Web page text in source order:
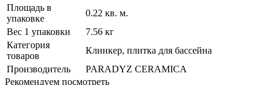
Площадь в
упаковке
0.22 кв. м.
Вес 1 упаковки
7.56 кг
Категория
товаров
Клинкер, плитка для бассейна
Производитель
PARADYZ CERAMICA
Рекомендуем посмотреть